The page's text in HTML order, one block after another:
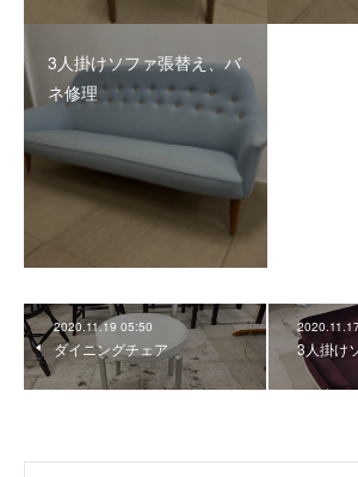
3人掛けソファ張替え、バ
ネ修理
2020.11.19 05:50
ダイニングチェア 3人掛け